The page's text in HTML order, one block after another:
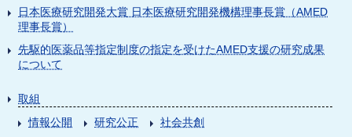
日本医療研究開発大賞 日本医療研究開発機構理事長賞（AMED
理事長賞）
先駆的医薬品等指定制度の指定を受けたAMED支援の研究成果
について
取組
情報公開
研究公正
社会共創